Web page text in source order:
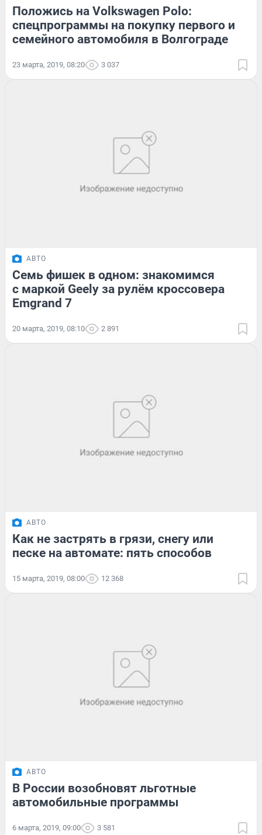
Положись на Volkswagen Polo:
спецпрограммы на покупку первого и
семейного автомобиля в Волгограде
23 марта, 2019, 08:20 3 037
АВТО
Семь фишек в одном: знакомимся
с маркой Geely за рулём кроссовера
Emgrand 7
20 марта, 2019, 08:10 2 891
АВТО
Как не застрять в грязи, снегу или
песке на автомате: пять способов
15 марта, 2019, 08:00 12 368
АВТО
В России возобновят льготные
автомобильные программы
6 марта, 2019, 09:00 3 581